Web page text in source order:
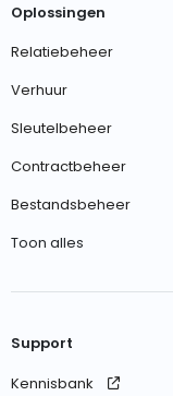
Oplossingen
Relatiebeheer
Verhuur
Sleutelbeheer
Contractbeheer
Bestandsbeheer
Toon alles
Support
Kennisbank